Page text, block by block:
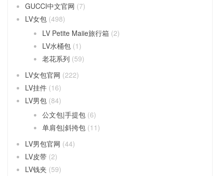
GUCCI中文官网 (7)
LV女包 (498)
LV Petite Maiie旅行箱 (2)
LV水桶包 (1)
老花系列 (59)
LV女包官网 (222)
LV挂件 (16)
LV男包 (84)
公文包|手提包 (6)
单肩包|斜挎包 (11)
LV男包官网 (44)
LV皮带 (2)
LV钱夹 (59)